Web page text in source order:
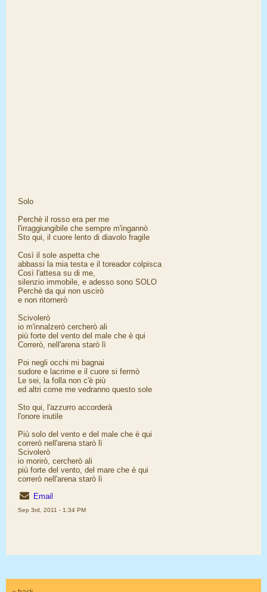
Solo
Perchè il rosso era per me
l'irraggiungibile che sempre m'ingannò
Sto qui, il cuore lento di diavolo fragile
Così il sole aspetta che
abbassi la mia testa e il toreador colpisca
Così l'attesa su di me,
silenzio immobile, e adesso sono SOLO
Perchè da qui non uscirò
e non ritornerò
Scivolerò
io m'innalzerò cercherò ali
più forte del vento del male che è qui
Correrò, nell'arena starò lì
Poi negli occhi mi bagnai
sudore e lacrime e il cuore si fermò
Le sei, la folla non c'è più
ed altri come me vedranno questo sole
Sto qui, l'azzurro accorderà
l'onore inutile
Più solo del vento e del male che è qui
correrò nell'arena starò lì
Scivolerò
io morirò, cercherò ali
più forte del vento, del mare che è qui
correrò nell'arena starò lì
Email
Sep 3rd, 2011 - 1:34 PM